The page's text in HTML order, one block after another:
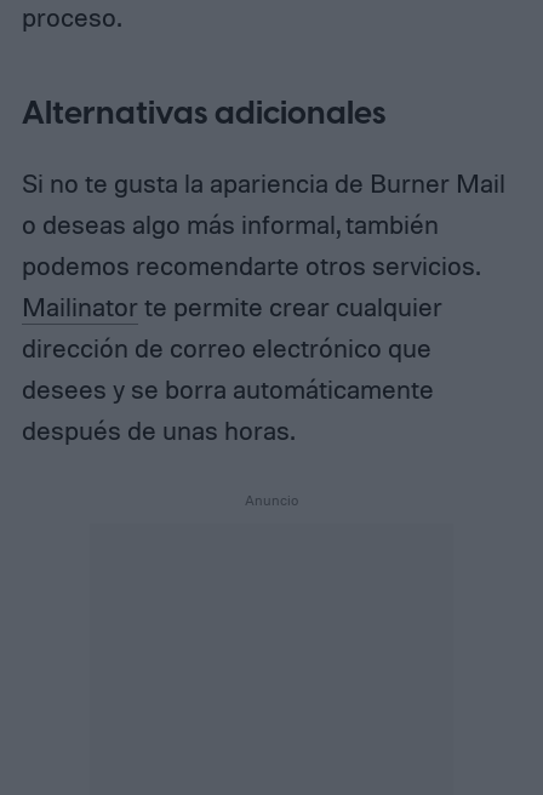
proceso.
Alternativas adicionales
Si no te gusta la apariencia de Burner Mail
o deseas algo más informal, también
podemos recomendarte otros servicios.
Mailinator te permite crear cualquier
dirección de correo electrónico que
desees y se borra automáticamente
después de unas horas.